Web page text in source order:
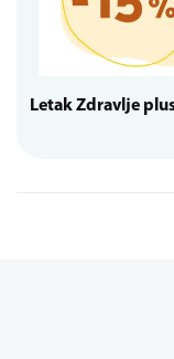
Letak Zdravlje